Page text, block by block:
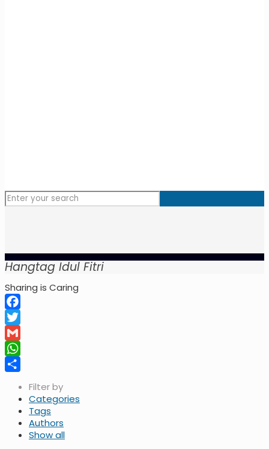
Hangtag Idul Fitri
Sharing is Caring
Facebook
Twitter
Gmail
WhatsApp
Filter by
Categories
Tags
Authors
Show all